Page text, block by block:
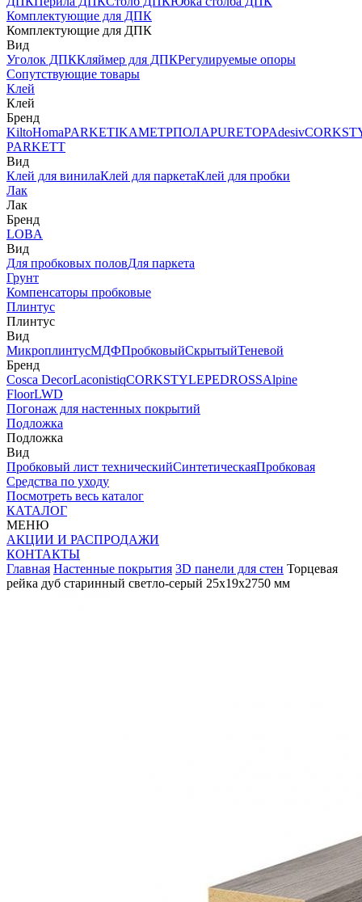
Комплектующие для ДПК
Комплектующие для ДПК
Вид
Уголок ДПККляймер для ДПКРегулируемые опоры
Сопутствующие товары
Клей
Клей
Бренд
KiltoHomaPARKETIKAМЕТРПОЛАPURETOPAdesiv
PARKETT
Вид
Клей для винилаКлей для паркетаКлей для пробки
Лак
Лак
Бренд
LOBA
Вид
Для пробковых половДля паркета
Грунт
Компенсаторы пробковые
Плинтус
Плинтус
Вид
МикроплинтусМДФПробковыйСкрытыйТеневой
Бренд
Cosca DecorLaconistiqCORKSTYLEPEDROSSAlpine
FloorLWD
Погонаж для настенных покрытий
Подложка
Подложка
Вид
Пробковый лист техническийСинтетическаяПробковая
Средства по уходу
Посмотреть весь каталог
КАТАЛОГ
МЕНЮ
АКЦИИ И РАСПРОДАЖИ
КОНТАКТЫ
Главная Настенные покрытия 3D панели для стен Торцевая
рейка дуб старинный светло-серый 25x19x2750 мм